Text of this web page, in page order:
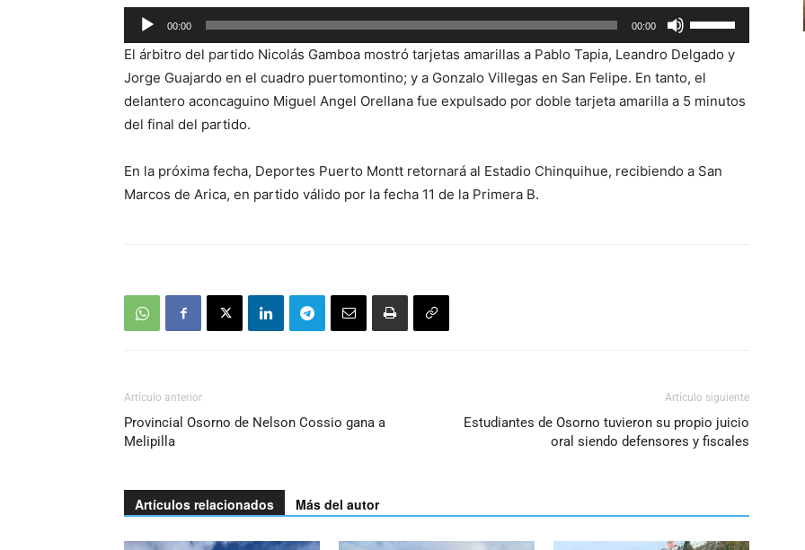
disminuir
el
volumen.
arriba/abajo
para
aumentar
Reproductor
de
audio
00:00 00:00
las
teclas
de
flecha
aumentar
El árbitro del partido Nicolás Gamboa mostró tarjetas amarillas a Pablo Tapia, Leandro Delgado y
Jorge Guajardo en el cuadro puertomontino; y a Gonzalo Villegas en San Felipe. En tanto, el
delantero aconcaguino Miguel Angel Orellana fue expulsado por doble tarjeta amarilla a 5 minutos
del final del partido.
En la próxima fecha, Deportes Puerto Montt retornará al Estadio Chinquihue, recibiendo a San
Marcos de Arica, en partido válido por la fecha 11 de la Primera B.
Artículo anterior
Provincial Osorno de Nelson Cossio gana a
Melipilla
Artículo siguiente
Estudiantes de Osorno tuvieron su propio juicio
oral siendo defensores y fiscales
Artículos relacionados Más del autor